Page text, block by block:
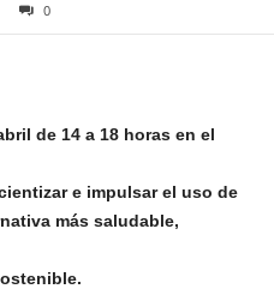
0
de 14 a 18 horas en el
e impulsar el uso de
más saludable,